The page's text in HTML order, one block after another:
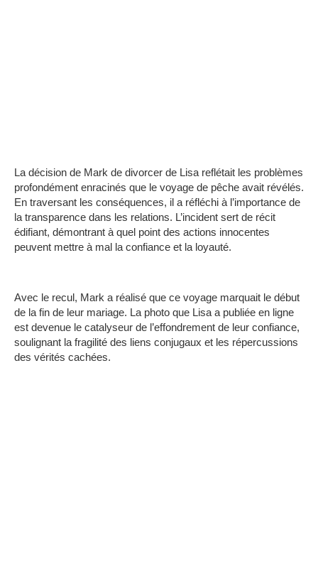
La décision de Mark de divorcer de Lisa reflétait les problèmes
profondément enracinés que le voyage de pêche avait révélés.
En traversant les conséquences, il a réfléchi à l’importance de
la transparence dans les relations. L’incident sert de récit
édifiant, démontrant à quel point des actions innocentes
peuvent mettre à mal la confiance et la loyauté.
Avec le recul, Mark a réalisé que ce voyage marquait le début
de la fin de leur mariage. La photo que Lisa a publiée en ligne
est devenue le catalyseur de l’effondrement de leur confiance,
soulignant la fragilité des liens conjugaux et les répercussions
des vérités cachées.